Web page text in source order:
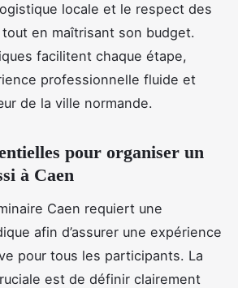
locale et le respect des
en maîtrisant son budget.
facilitent chaque étape,
professionnelle fluide et
de la ville normande.
pour organiser un
à Caen
Caen requiert une
afin d’assurer une expérience
pour tous les participants. La
est de définir clairement